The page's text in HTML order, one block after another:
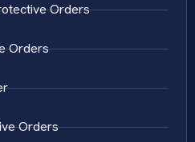
Orders
Orders
Orders